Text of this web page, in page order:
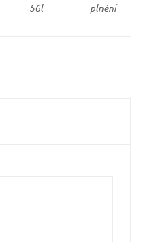
56l
plnění